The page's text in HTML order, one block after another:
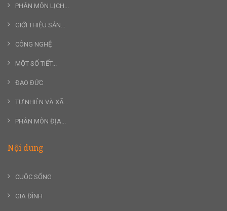
PHÂN MÔN LỊCH...
GIỚI THIỆU SẢN...
CÔNG NGHỆ
MỘT SỐ TIẾT...
ĐẠO ĐỨC
TỰ NHIÊN VÀ XÃ...
PHÂN MÔN ĐỊA...
Nội dung
CUỘC SỐNG
GIA ĐÌNH